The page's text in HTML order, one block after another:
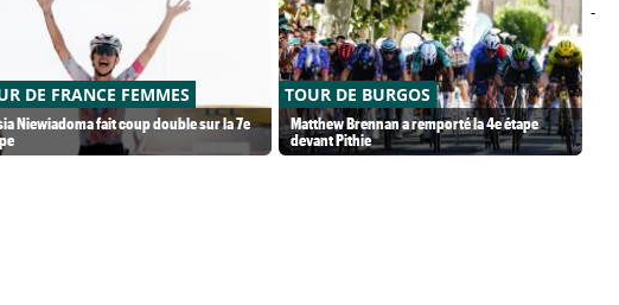
DE FRANCE FEMMES
Niewiadoma fait coup double sur la 7e
TOUR DE BURGOS
Matthew Brennan a remporté la 4e étape
devant Pithie
-